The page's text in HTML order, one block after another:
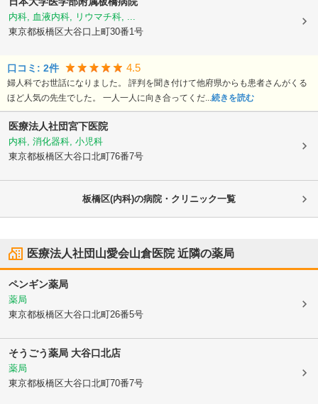
内科, 血液内科, リウマチ科, ...
東京都板橋区大谷口上町30番1号
口コミ: 2件 4.5
婦人科でお世話になりました。 評判を聞き付けて他府県からも患者さんがくる
ほど人気の先生でした。 一人一人に向き合ってくだ...続きを読む
医療法人社団宮下医院
内科, 消化器科, 小児科
東京都板橋区大谷口北町76番7号
板橋区(内科)の病院・クリニック一覧
医療法人社団山愛会山倉医院近隣の薬局
ペンギン薬局
薬局
東京都板橋区大谷口北町26番5号
そうごう薬局 大谷口北店
薬局
東京都板橋区大谷口北町70番7号